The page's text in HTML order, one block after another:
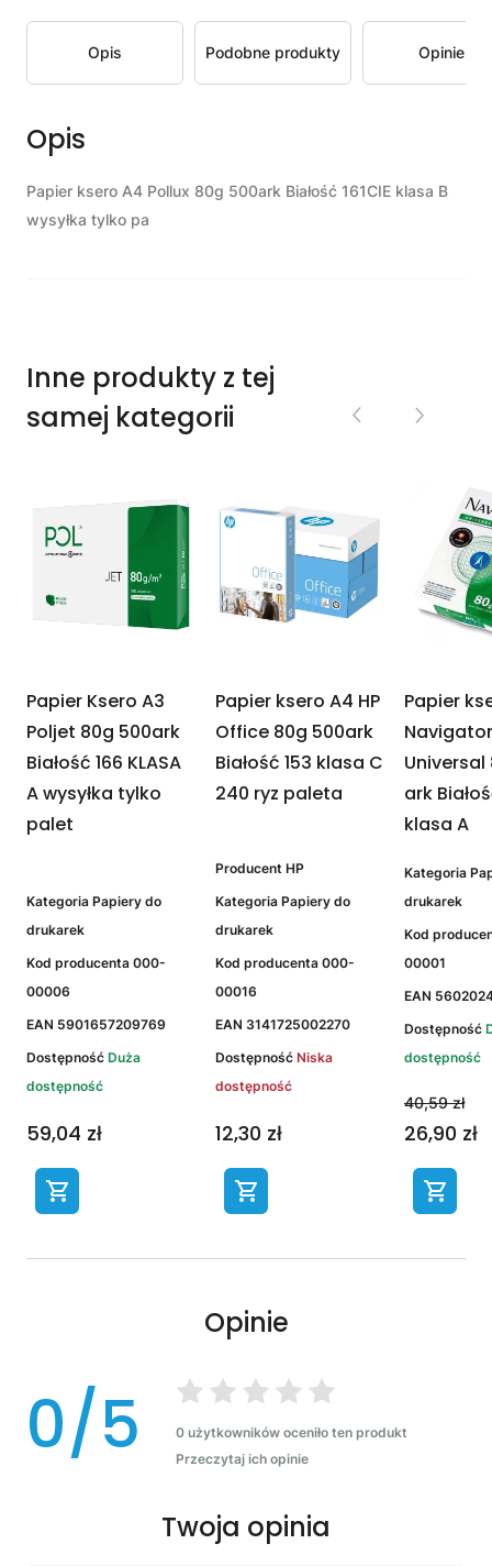
Opis Podobne produkty Opinie
Opis
Papier ksero A4 Pollux 80g 500ark Białość 161CIE klasa B
wysyłka tylko pa
Inne produkty z tej
samej kategorii
Papier Ksero A3
Poljet 80g 500ark
Białość 166 KLASA
A wysyłka tylko
palet
Kategoria Papiery do
drukarek
Kod producenta 000-
00006
EAN 5901657209769
Dostępność Duża
dostępność
59,04 zł
Papier ksero A4 HP
Office 80g 500ark
Białość 153 klasa C
240 ryz paleta
Producent HP
Kategoria Papiery do
drukarek
Kod producenta 000-
00016
EAN 3141725002270
Dostępność Niska
dostępność
12,30 zł
Papier
Navigator
Universal
ark
klasa A
Kategoria
drukarek
Kod
00001
EAN
Dostępność
dostępność
40,59 zł
26,90 zł
Opinie
0/5
0 użytkowników oceniło ten produkt
Przeczytaj ich opinie
Twoja opinia